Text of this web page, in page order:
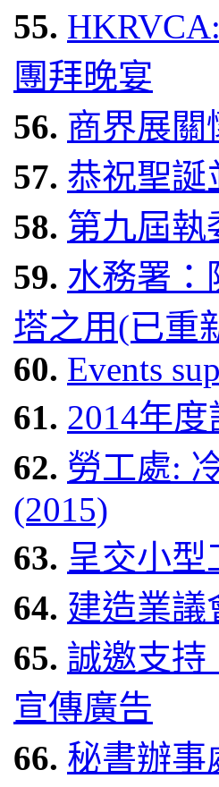
55.
團拜晚宴
56. 商界展關
57. 恭祝聖誕
58. 第九屆執
59. 水務署：
塔之用(已重
60. Events
61. 2014年
62. 勞工處:
(2015)
63. 呈交小
64. 建造業議
65. 誠邀支持
宣傳廣告
66. 秘書辦事